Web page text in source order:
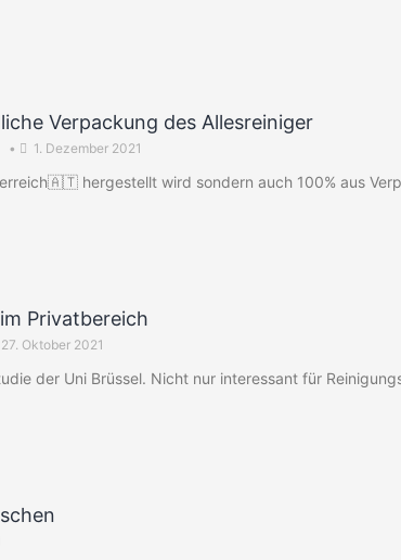
Verpackung des Allesreiniger
• 1. Dezember 2021
hergestellt wird sondern auch 100% aus
Privatbereich
27. Oktober 2021
der Uni Brüssel. Nicht nur interessant für